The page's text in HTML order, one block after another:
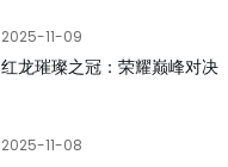
2025-11-09
红龙璀璨之冠：荣耀巅峰对决
2025-11-08